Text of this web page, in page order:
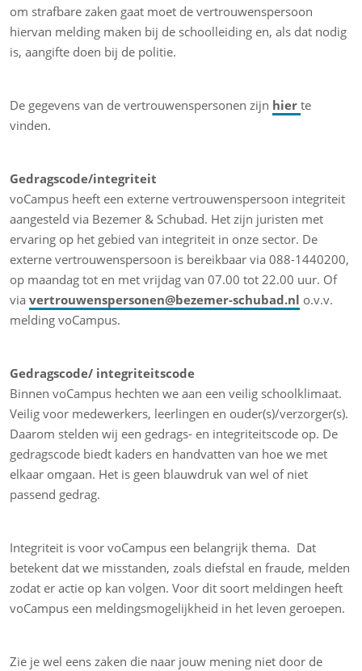
om strafbare zaken gaat moet de vertrouwenspersoon
hiervan melding maken bij de schoolleiding en, als dat nodig
is, aangifte doen bij de politie.
De gegevens van de vertrouwenspersonen zijn hier te
vinden.
Gedragscode/integriteit
voCampus heeft een externe vertrouwenspersoon integriteit
aangesteld via Bezemer & Schubad. Het zijn juristen met
ervaring op het gebied van integriteit in onze sector. De
externe vertrouwenspersoon is bereikbaar via 088-1440200,
op maandag tot en met vrijdag van 07.00 tot 22.00 uur. Of
via vertrouwenspersonen@bezemer-schubad.nl o.v.v.
melding voCampus.
Gedragscode/ integriteitscode
Binnen voCampus hechten we aan een veilig schoolklimaat.
Veilig voor medewerkers, leerlingen en ouder(s)/verzorger(s).
Daarom stelden wij een gedrags- en integriteitscode op. De
gedragscode biedt kaders en handvatten van hoe we met
elkaar omgaan. Het is geen blauwdruk van wel of niet
passend gedrag.
Integriteit is voor voCampus een belangrijk thema. Dat
betekent dat we misstanden, zoals diefstal en fraude, melden
zodat er actie op kan volgen. Voor dit soort meldingen heeft
voCampus een meldingsmogelijkheid in het leven geroepen.
Zie je wel eens zaken die naar jouw mening niet door de